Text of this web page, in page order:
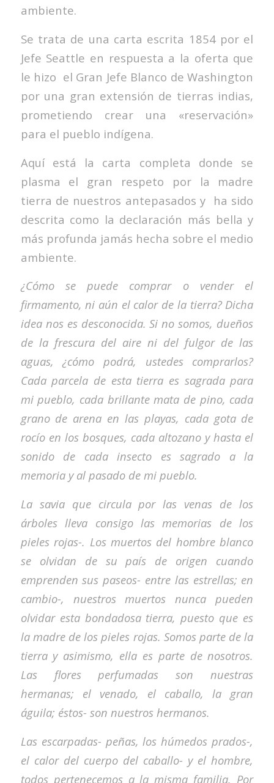
ambiente.
Se trata de una carta escrita 1854 por el
Jefe Seattle en respuesta a la oferta que
le hizo el Gran Jefe Blanco de Washington
por una gran extensión de tierras indias,
prometiendo crear una «reservación»
para el pueblo indígena.
Aquí está la carta completa donde se
plasma el gran respeto por la madre
tierra de nuestros antepasados y ha sido
descrita como la declaración más bella y
más profunda jamás hecha sobre el medio
ambiente.
¿Cómo se puede comprar o vender el
firmamento, ni aún el calor de la tierra? Dicha
idea nos es desconocida. Si no somos, dueños
de la frescura del aire ni del fulgor de las
aguas, ¿cómo podrá, ustedes comprarlos?
Cada parcela de esta tierra es sagrada para
mi pueblo, cada brillante mata de pino, cada
grano de arena en las playas, cada gota de
rocío en los bosques, cada altozano y hasta el
sonido de cada insecto es sagrado a la
memoria y al pasado de mi pueblo.
La savia que circula por las venas de los
árboles lleva consigo las memorias de los
pieles rojas-. Los muertos del hombre blanco
se olvidan de su país de origen cuando
emprenden sus paseos- entre las estrellas; en
cambio-, nuestros muertos nunca pueden
olvidar esta bondadosa tierra, puesto que es
la madre de los pieles rojas. Somos parte de la
tierra y asimismo, ella es parte de nosotros.
Las flores perfumadas son nuestras
hermanas; el venado, el caballo, la gran
águila; éstos- son nuestros hermanos.
Las escarpadas- peñas, los húmedos prados-,
el calor del cuerpo del caballo- y el hombre,
todos pertenecemos a la misma familia. Por